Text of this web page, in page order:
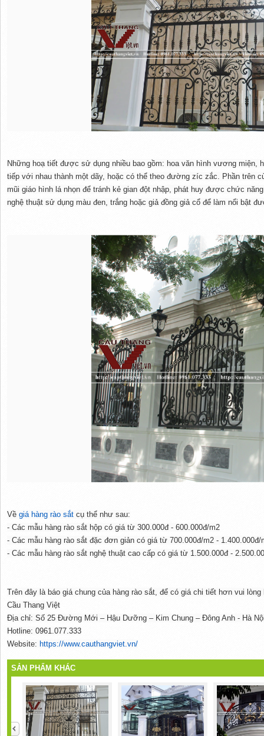
Những hoạ tiết được sử dụng nhiều bao gồm: hoa văn hình vương
tiếp với nhau thành một dãy, hoặc có thể theo đường zíc zắc. Phần trên
mũi giáo hình lá nhọn để tránh kẻ gian đột nhập, phát huy được chức
nghệ thuật sử dụng màu đen, trắng hoặc giả đồng giả cổ để làm nổi bật
Về giá hàng rào sắtcụ thể như sau:
- Các mẫu hàng rào sắt hộp có giá từ 300.000đ - 600.000đ/m2
- Các mẫu hàng rào sắt đặc đơn giản có giá từ 700.000đ/m2 - 1.400.000đ/
- Các mẫu hàng rào sắt nghệ thuật cao cấp có giá từ 1.500.000đ -
Trên đây là báo giá chung của hàng rào sắt, để có giá chi tiết hơn vui lòng
Cầu Thang Việt
Địa chỉ: Số 25 Đường Mới – Hậu Dưỡng – Kim Chung – Đông Anh - Hà
Hotline: 0961.077.333
Website: https://www.cauthangviet.vn/
SẢN PHẨM KHÁC